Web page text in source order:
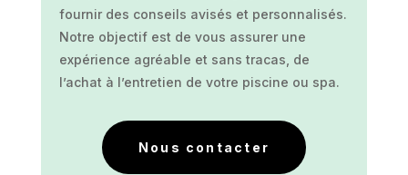
fournir des conseils avisés et personnalisés.
Notre objectif est de vous assurer une
expérience agréable et sans tracas, de
l’achat à l’entretien de votre piscine ou spa.
Nous contacter